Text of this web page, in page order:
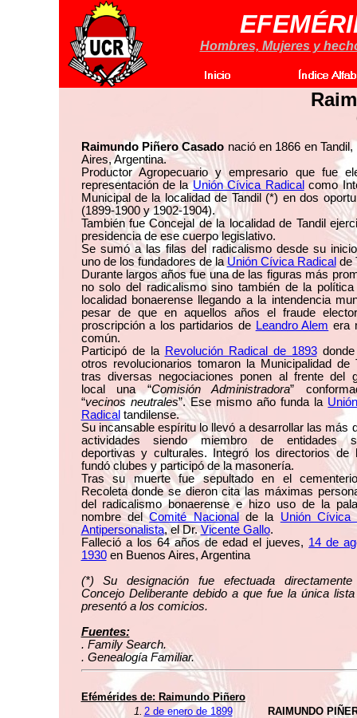
Hombres, Mujeres y
Raimundo Piñero Casado nació en 1866 en
Aires, Argentina.
Productor Agropecuario y empresario que fue
representación de laUnión Cívica Radical como
Municipal de la localidad de Tandil (*) en dos
(1899-1900 y 1902-1904).
También fue Concejal de la localidad de Tandil
presidencia de ese cuerpo legislativo.
Se sumó a las filas del radicalismo desde su
uno de los fundadores de laUnión Cívica Radical de
Durante largos años fue una de las figuras más
no solo del radicalismo sino también de la
localidad bonaerense llegando a la intendencia
pesar de que en aquellos años el fraude
proscripción a los partidarios de Leandro Alem era
común.
Participó de la Revolución Radical de 1893donde
otros revolucionarios tomaron la Municipalidad de
tras diversas negociaciones ponen al frente del
local una “Comisión Administradora”
“vecinos neutrales”. Ese mismo año funda la
Radical tandilense.
Su incansable espíritu lo llevó a desarrollar las más
actividades siendo miembro de entidades
deportivas y culturales. Integró los directorios de
fundó clubes y participó de la masonería.
Tras su muerte fue sepultado en el
Recoleta donde se dieron cita las máximas
del radicalismo bonaerense e hizo uso de la
nombre delComité Nacionalde la Unión Cívica
Antipersonalista, el Dr.Vicente Gallo.
Falleció a los 64 años de edad el jueves, 14 de
1930en Buenos Aires, Argentina
(*) Su designación fue efectuada
Concejo Deliberante debido a que fue la única
presentó a los comicios.
Fuentes:
. Family Search.
. Genealogía Familiar.
Efémérides de: Raimundo Piñero
1. 2 de enero de 1899
RAIMUNDO